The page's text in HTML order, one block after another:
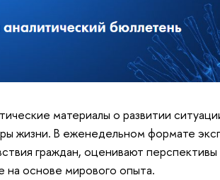
материалы о развитии
жизни. В еженедельном формате
граждан, оценивают
на основе мирового опыта.